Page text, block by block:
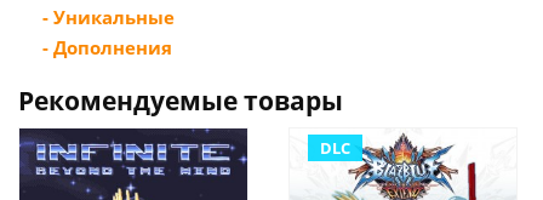
- Уникальные
- Дополнения
Рекомендуемые товары
DLC